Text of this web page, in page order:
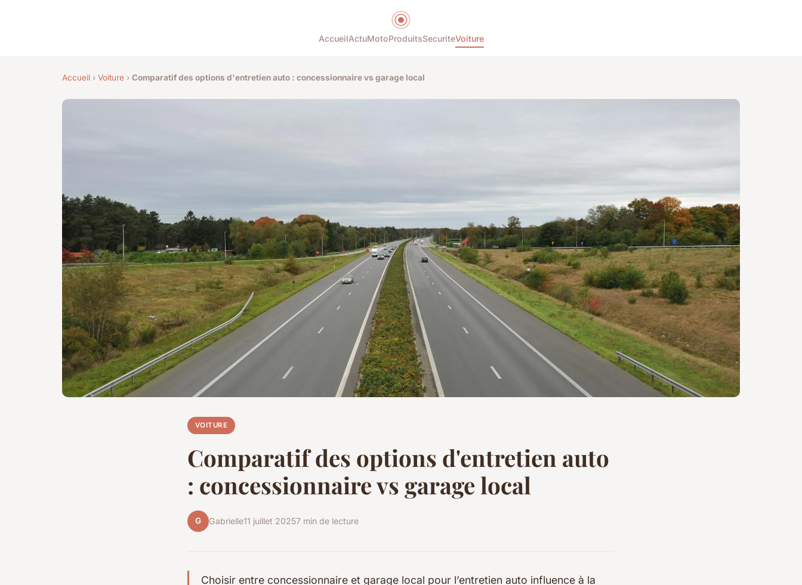
AccueilActuMotoProduitsSecuriteVoiture
Accueil › Voiture › Comparatif des options d'entretien auto : concessionnaire vs garage local
VOITURE
Comparatif des options d'entretien auto
: concessionnaire vs garage local
G Gabrielle11 juillet 20257 min de lecture
Choisir entre concessionnaire et garage local pour l’entretien auto influence à la